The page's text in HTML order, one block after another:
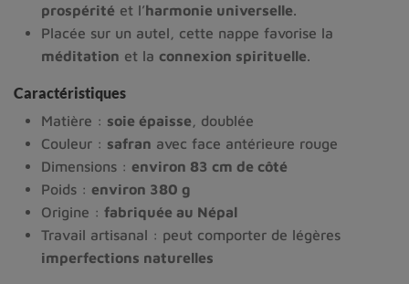
prospérité et l’harmonie universelle.
Placée sur un autel, cette nappe favorise la
méditation et la connexion spirituelle.
Caractéristiques
Matière : soie épaisse , doublée
Couleur : safran avec face antérieure rouge
Dimensions : environ 83 cm de côté
Poids : environ 380 g
Origine : fabriquée au Népal
Travail artisanal : peut comporter de légères
imperfections naturelles